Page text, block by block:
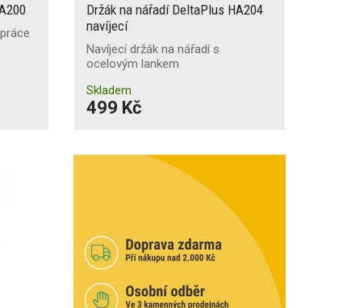
Držák na nářadí DeltaPlus HA204
navíjecí
Navíjecí držák na nářadí s
ocelovým lankem
Skladem
499 Kč